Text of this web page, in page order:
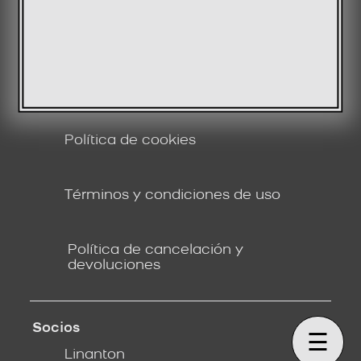
☰
Política de cookies
Términos y condiciones de uso
Política de cancelación y
devoluciones
Socios
Linanton